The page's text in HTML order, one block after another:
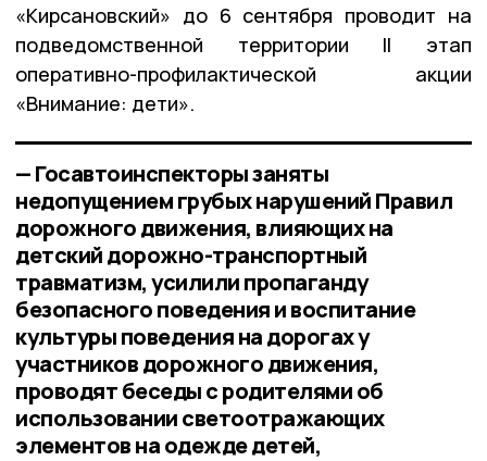
«Кирсановский» до 6 сентября проводит на
подведомственной территории II этап
оперативно-профилактической акции
«Внимание: дети».
— Госавтоинспекторы заняты
недопущением грубых нарушений Правил
дорожного движения, влияющих на
детский дорожно-транспортный
травматизм, усилили пропаганду
безопасного поведения и воспитание
культуры поведения на дорогах у
участников дорожного движения,
проводят беседы с родителями об
использовании светоотражающих
элементов на одежде детей,